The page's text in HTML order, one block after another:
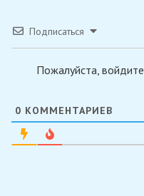
Подписаться
Пожалуйста,
0 КОММЕНТАРИЕВ